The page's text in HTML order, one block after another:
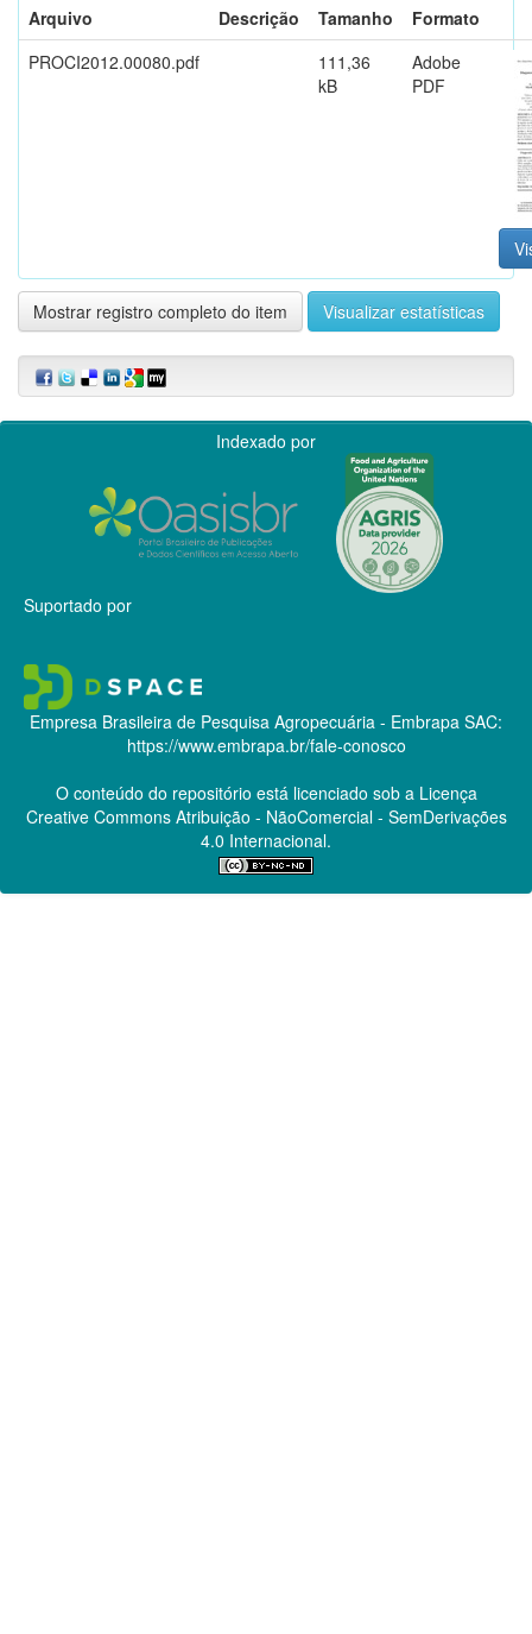
Arquivo
Descrição Tamanho
Formato
PROCI2012.00080.pdf
111,36
kB
Adobe
PDF
Mostrar registro completo do item Visualizar estatísticas
Indexado por
Suportado por
Empresa Brasileira de Pesquisa Agropecuária - Embrapa SAC:
https://www.embrapa.br/fale-conosco
O conteúdo do repositório está licenciado sob a Licença
Creative CommonsAtribuição - NãoComercial - SemDerivações
4.0 Internacional.